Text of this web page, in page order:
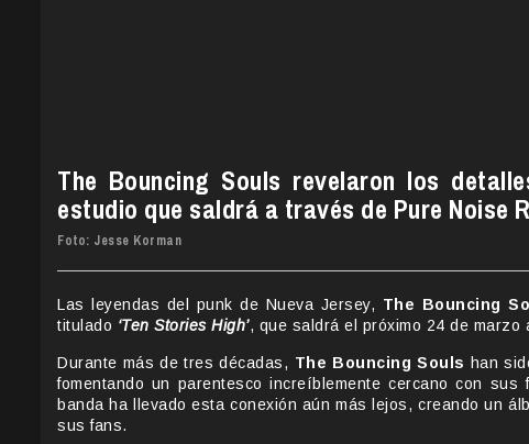
The Bouncing Souls revelaron los
estudio que saldrá a través de Pure Noise
Foto: Jesse Korman
Las leyendas del punk de Nueva Jersey, The Bouncing
titulado ‘Ten Stories High’, que saldrá el próximo 24 de
Durante más de tres décadas, The Bouncing Souls han
fomentando un parentesco increíblemente cercano con
banda ha llevado esta conexión aún más lejos, creando un
sus fans.